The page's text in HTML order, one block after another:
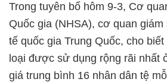
Trong tuyên bố hôm 9-3, Cơ
Quốc gia (NHSA), cơ quan
tế quốc gia Trung Quốc, cho
loại được sử dụng rộng rãi nhất
giá trung bình 16 nhân dân tệ